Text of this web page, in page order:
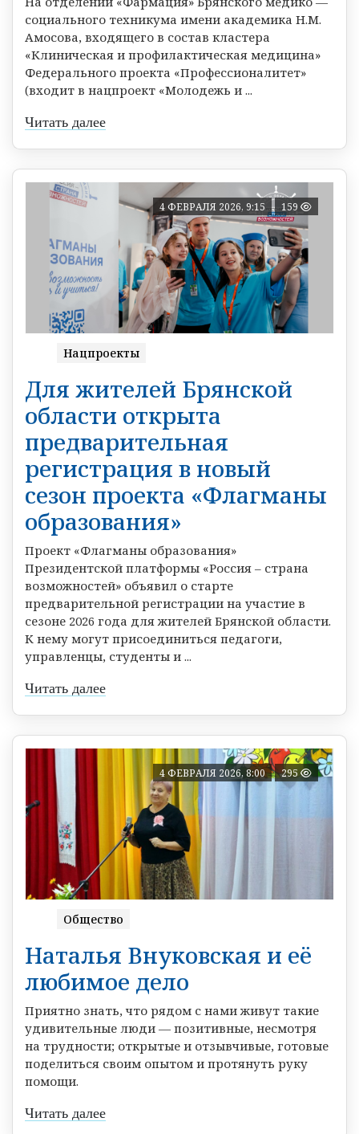
социального техникума имени академика Н.М.
Амосова, входящего в состав кластера
«Клиническая и профилактическая медицина»
Федерального проекта «Профессионалитет»
(входит в нацпроект «Молодежь и ...
Читать далее
4 ФЕВРАЛЯ 2026, 9:15 159
Нацпроекты
Для жителей Брянской
области открыта
предварительная
регистрация в новый
сезон проекта «Флагманы
образования»
Проект «Флагманы образования»
Президентской платформы «Россия – страна
возможностей» объявил о старте
предварительной регистрации на участие в
сезоне 2026 года для жителей Брянской области.
К нему могут присоединиться педагоги,
управленцы, студенты и ...
Читать далее
4 ФЕВРАЛЯ 2026, 8:00 295
Общество
Наталья Внуковская и её
любимое дело
Приятно знать, что рядом с нами живут такие
удивительные люди — позитивные, несмотря
на трудности; открытые и отзывчивые, готовые
поделиться своим опытом и протянуть руку
помощи.
Читать далее